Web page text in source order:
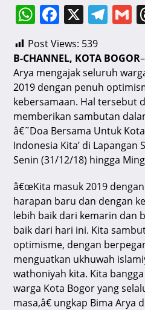
W
h
at
s
A
p
p
F
c
e
b
o
o
k
X T
e
gr
a
m
G
l
Post Views: 539
B-CHANNEL, KOTA BOGOR
Arya mengajak seluruh
2019 dengan penuh
kebersamaan. Hal tersebut
memberikan sambutan
â€˜Doa Bersama Untuk
Indonesia Kita’ di Lapangan
Senin (31/12/18) hingga
â€œKita masuk 2019
harapan baru dan dengan
lebih baik dari kemarin dan
baik dari hari ini. Kita
optimisme, dengan
menguatkan ukhuwah
wathoniyah kita. Kita
warga Kota Bogor yang
masa,â€ ungkap Bima